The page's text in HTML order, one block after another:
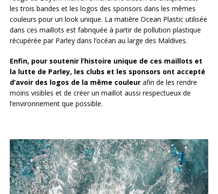
les trois bandes et les logos des sponsors dans les mêmes
couleurs pour un look unique. La matière Ocean Plastic utilisée
dans ces maillots est fabriquée à partir de pollution plastique
récupérée par Parley dans l’océan au large des Maldives.
Enfin, pour soutenir l’histoire unique de ces maillots et
la lutte de Parley, les clubs et les sponsors ont accepté
d’avoir des logos de la même couleur afin de les rendre
moins visibles et de créer un maillot aussi respectueux de
l’environnement que possible.